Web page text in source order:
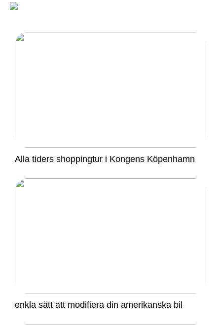
Alla tiders shoppingtur i Kongens Köpenhamn
enkla sätt att modifiera din amerikanska bil